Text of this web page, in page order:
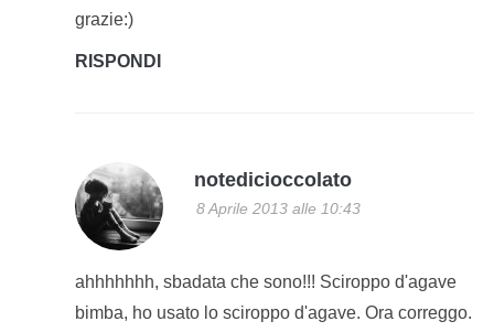
grazie:)
RISPONDI
notedicioccolato
8 Aprile 2013 alle 10:43
ahhhhhhh, sbadata che sono!!! Sciroppo d'agave
bimba, ho usato lo sciroppo d'agave. Ora correggo.